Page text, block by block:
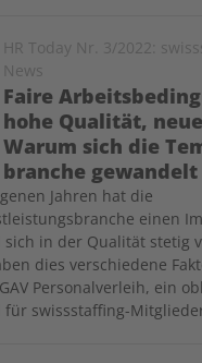
HR Today Nr. 3/2022:
News
Faire
hohe Qualität,
Warum sich die
branche
Jahren hat die
einen
sich in der Qualität stetig
dies verschiedene
Personalverleih, ein
für swissstaffing-